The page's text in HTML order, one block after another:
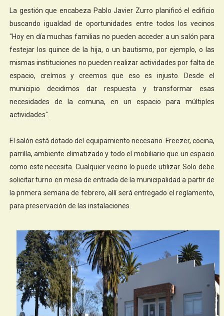
La gestión que encabeza Pablo Javier Zurro planificó el edificio
buscando igualdad de oportunidades entre todos los vecinos
"Hoy en día muchas familias no pueden acceder a un salón para
festejar los quince de la hija, o un bautismo, por ejemplo, o las
mismas instituciones no pueden realizar actividades por falta de
espacio, creímos y creemos que eso es injusto. Desde el
municipio decidimos dar respuesta y transformar esas
necesidades de la comuna, en un espacio para múltiples
actividades".
El salón está dotado del equipamiento necesario. Freezer, cocina,
parrilla, ambiente climatizado y todo el mobiliario que un espacio
como este necesita. Cualquier vecino lo puede utilizar. Solo debe
solicitar turno en mesa de entrada de la municipalidad a partir de
la primera semana de febrero, allí será entregado el reglamento,
para preservación de las instalaciones.